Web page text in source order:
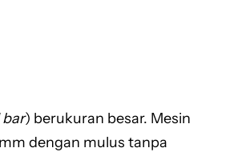
) berukuran besar. Mesin
dengan mulus tanpa